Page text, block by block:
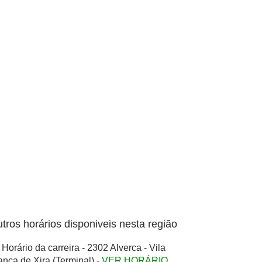
horários disponiveis nesta região
Horário da carreira - 2302 Alverca - Vila